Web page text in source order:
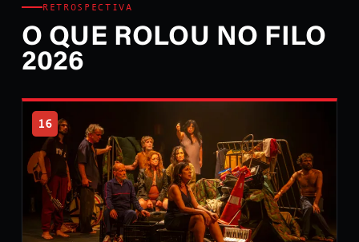
RETROSPECTIVA
O QUE ROLOU NO FILO
2026
16